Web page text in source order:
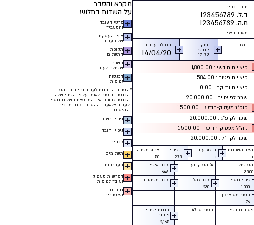
תיק ניכויים
ב.ל. 123456789
מ.ה. 123456789
מספר תאגיד
דרגה
וותק
י ח ש
3
7
17
תחילת עבודה
14/04/20
פיצויים חודשי : 1,800.00
פיצויים פטור : 1,584.00
פיצויים ותיקה : 0.00
שכר לפיצויים : 20,000.00
קופ״ג מעסיק-חודשי : 1,500.00
שכר לקופ״ג : 20,000.00
קה״ל מעסיק-חודשי : 1,500.00
שכר לקה״ל : 20,000.00
מצב משפחתי
נ
בן זוג עובד
כ
נ. זיכוי
2.75
אחוז משרה
50
מס שולי
35.00
% מס קבוע
זיכוי אישי
646
זיכוי נוסף
1,000
זיכוי גמל
230
זיכוי משמרות
פטור מס ארגון
76
פטור חודשי
פטור ס׳ 47
הנחת ישובי
פיתוח
2,165
מקרא והסבר
על השדות בתלוש
פרטי העובד
והמעביד
אופן העסקתו
של העובד
תקופת
התשלום
השכר
ששולם לעובד
הכנסות
זקופות
*הטבות הניתנות לעובד וחייבות במס
הכנסה וביטוח לאומי על פי השווי שלהן
הכנסה זקופה איננהמבטאת תשלום נוסף
לעובד אלאערך ההטבה בגינה מנוכים
המיסים
ניכויי רשות
ניכויי חובה
זיכויים
תשלומים
העדרויות
הפרשות מעסיק
ועובד לקופות
נתונים
מצטברים